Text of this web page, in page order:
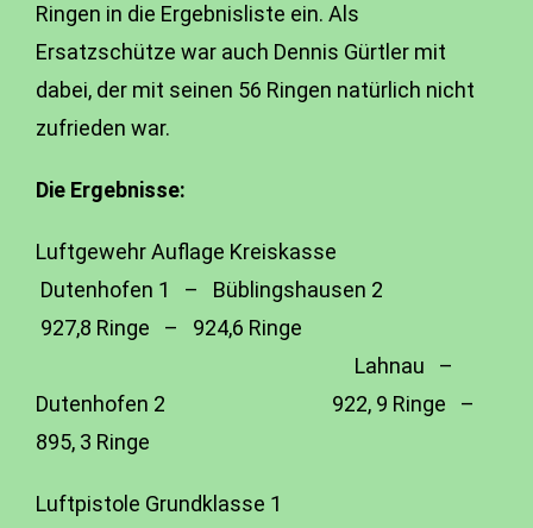
Ringen in die Ergebnisliste ein. Als
Ersatzschütze war auch Dennis Gürtler mit
dabei, der mit seinen 56 Ringen natürlich nicht
zufrieden war.
Die Ergebnisse:
Luftgewehr Auflage Kreiskasse
Dutenhofen 1 – Büblingshausen 2
927,8 Ringe – 924,6 Ringe
Lahnau –
Dutenhofen 2 922, 9 Ringe –
895, 3 Ringe
Luftpistole Grundklasse 1